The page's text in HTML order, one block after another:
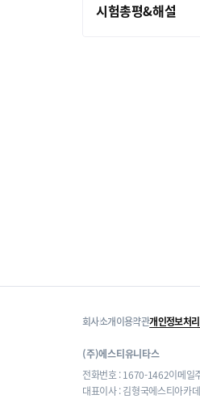
시험총평&해설
회사소개이용약관개인정보처
(주)에스티유니타스
전화번호 : 1670-1462이메일
대표이사 : 김형국에스티아카